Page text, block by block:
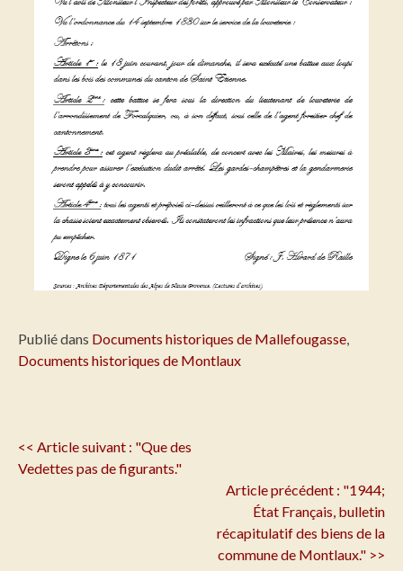
Publié dans Documents historiques de Mallefougasse,
Documents historiques de Montlaux
Navigation
de
<< Article suivant : "Que des
Vedettes pas de figurants."
Article précédent : "1944;
État Français, bulletin
récapitulatif des biens de la
commune de Montlaux." >>